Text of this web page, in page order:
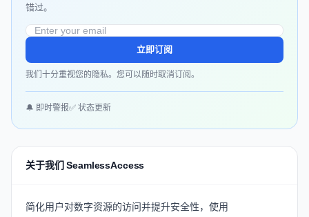
错过。
立即订阅
我们十分重视您的隐私。您可以随时取消订阅。
🔔 即时警报✅ 状态更新
关于我们 SeamlessAccess
简化用户对数字资源的访问并提升安全性，使用